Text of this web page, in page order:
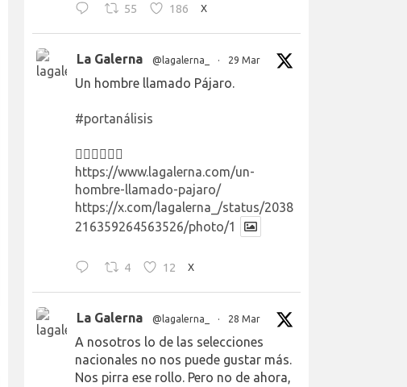
55 186 X
La Galerna @lagalerna_ · 29 Mar
Un hombre llamado Pájaro.
#portanálisis
👉🏻👉🏻👉🏻
https://www.lagalerna.com/un-
hombre-llamado-pajaro/
https://x.com/lagalerna_/status/2038
216359264563526/photo/1
4 12 X
La Galerna @lagalerna_ · 28 Mar
A nosotros lo de las selecciones
nacionales no nos puede gustar más.
Nos pirra ese rollo. Pero no de ahora,